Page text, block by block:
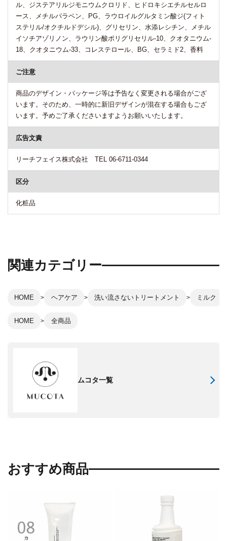
ル、ジステアリルジモニウムクロリド、ヒドロキシエチルセルロ
ース、メチルパラペン、PG、ラウロイルグルタミン酸ジ(フィト
ステリル/オクチルドデシル)、グリセリン、水添レシチン、メチル
イソチアゾリノン、ラウリン酸ポリグリセリル-10、クオタニウム-
18、クオタニウム-33、コレステロール、BG、セラミド2、香料
ご注意
商品のデザイン・パッケージ等は予告なく変更される場合がござ
います。そのため、一時的に新旧デザインが混在する場合もござ
います。予めご了承くださいますようお願いいたします。
広告文責
リーチフェイス株式会社 TEL 06-6711-0344
区分
化粧品
関連カテゴリー
HOME ヘアケア 洗い流さないトリートメント ミルク
HOME 全商品
ムコタ一覧
おすすめ商品